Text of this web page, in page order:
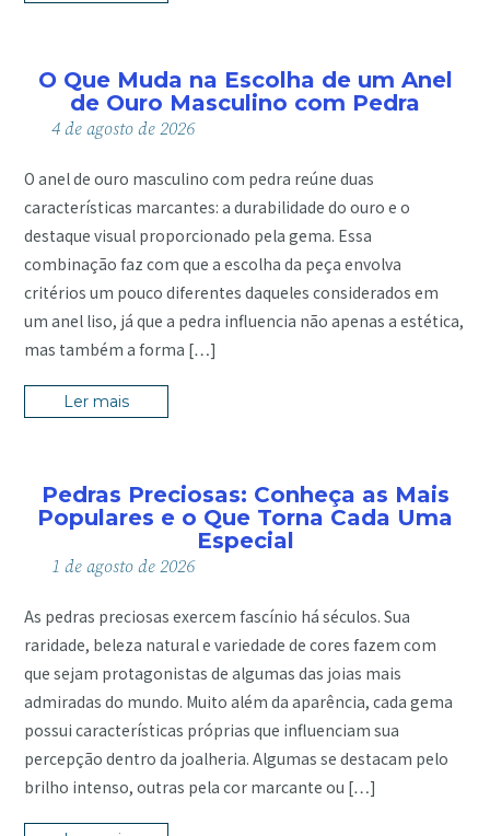
O Que Muda na Escolha de um Anel
de Ouro Masculino com Pedra
4deagostode2026
O anel de ouro masculino com pedra reúne duas
características marcantes: a durabilidade do ouro e o
destaque visual proporcionado pela gema. Essa
combinação faz com que a escolha da peça envolva
critérios um pouco diferentes daqueles considerados em
um anel liso, já que a pedra influencia não apenas a estética,
mas também a forma […]
Ler mais
Pedras Preciosas: Conheça as Mais
Populares e o Que Torna Cada Uma
Especial
1 deagostode2026
As pedras preciosas exercem fascínio há séculos. Sua
raridade, beleza natural e variedade de cores fazem com
que sejam protagonistas de algumas das joias mais
admiradas do mundo. Muito além da aparência, cada gema
possui características próprias que influenciam sua
percepção dentro da joalheria. Algumas se destacam pelo
brilho intenso, outras pela cor marcante ou […]